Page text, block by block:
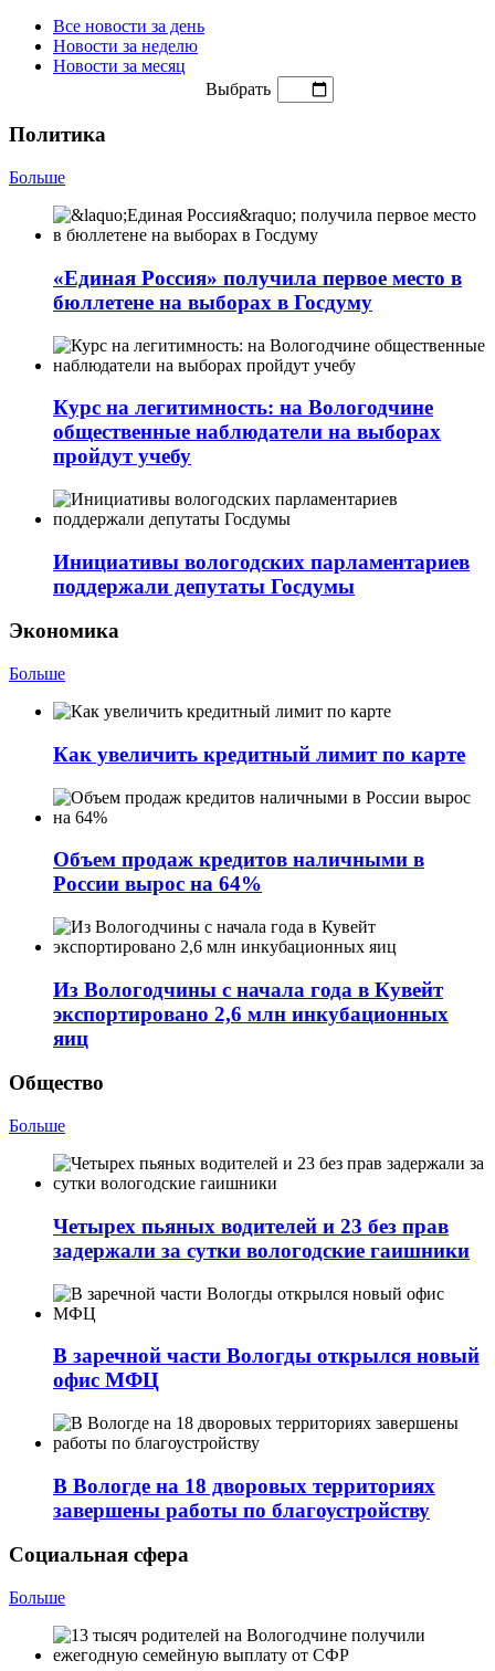
Все новости за день
Новости за неделю
Новости за месяц
Выбрать
Политика
Больше
«Единая Россия» получила первое место в
бюллетене на выборах в Госдуму
Курс на легитимность: на Вологодчине
общественные наблюдатели на выборах
пройдут учебу
Инициативы вологодских парламентариев
поддержали депутаты Госдумы
Экономика
Больше
Как увеличить кредитный лимит по карте
Объем продаж кредитов наличными в
России вырос на 64%
Из Вологодчины с начала года в Кувейт
экспортировано 2,6 млн инкубационных
яиц
Общество
Больше
Четырех пьяных водителей и 23 без прав
задержали за сутки вологодские гаишники
В заречной части Вологды открылся новый
офис МФЦ
В Вологде на 18 дворовых территориях
завершены работы по благоустройству
Социальная сфера
Больше